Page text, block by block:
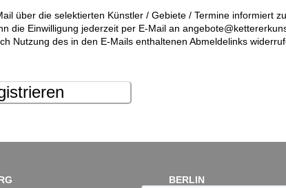
über die selektierten Künstler / Gebiete / Termine informiert
die Einwilligung jederzeit per E-Mail an
Nutzung des in den E-Mails enthaltenen Abmeldelinks
BERLIN